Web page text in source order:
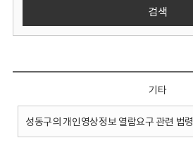
검색
기타
성동구의 개인영상정보 열람요구 관련 법